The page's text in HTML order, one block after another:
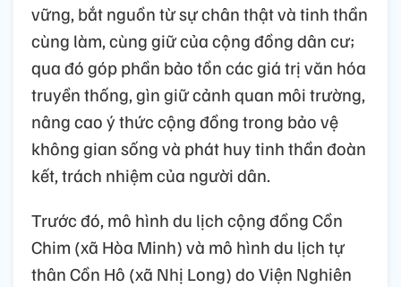
vững, bắt nguồn từ sự chân thật và tinh thần
cùng làm, cùng giữ của cộng đồng dân cư;
qua đó góp phần bảo tồn các giá trị văn hóa
truyền thống, gìn giữ cảnh quan môi trường,
nâng cao ý thức cộng đồng trong bảo vệ
không gian sống và phát huy tinh thần đoàn
kết, trách nhiệm của người dân.
Trước đó, mô hình du lịch cộng đồng Cồn
Chim (xã Hòa Minh) và mô hình du lịch tự
thân Cồn Hô (xã Nhị Long) do Viện Nghiên